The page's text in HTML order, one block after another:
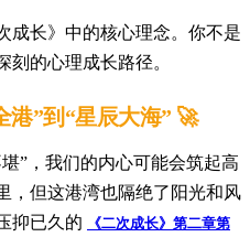
成长》中的核心理念。你不是
的心理成长路径。
港”到“星辰大海” 🚀
”，我们的内心可能会筑起高
，但这港湾也隔绝了阳光和风
抑已久的
《二次成长》第二章第